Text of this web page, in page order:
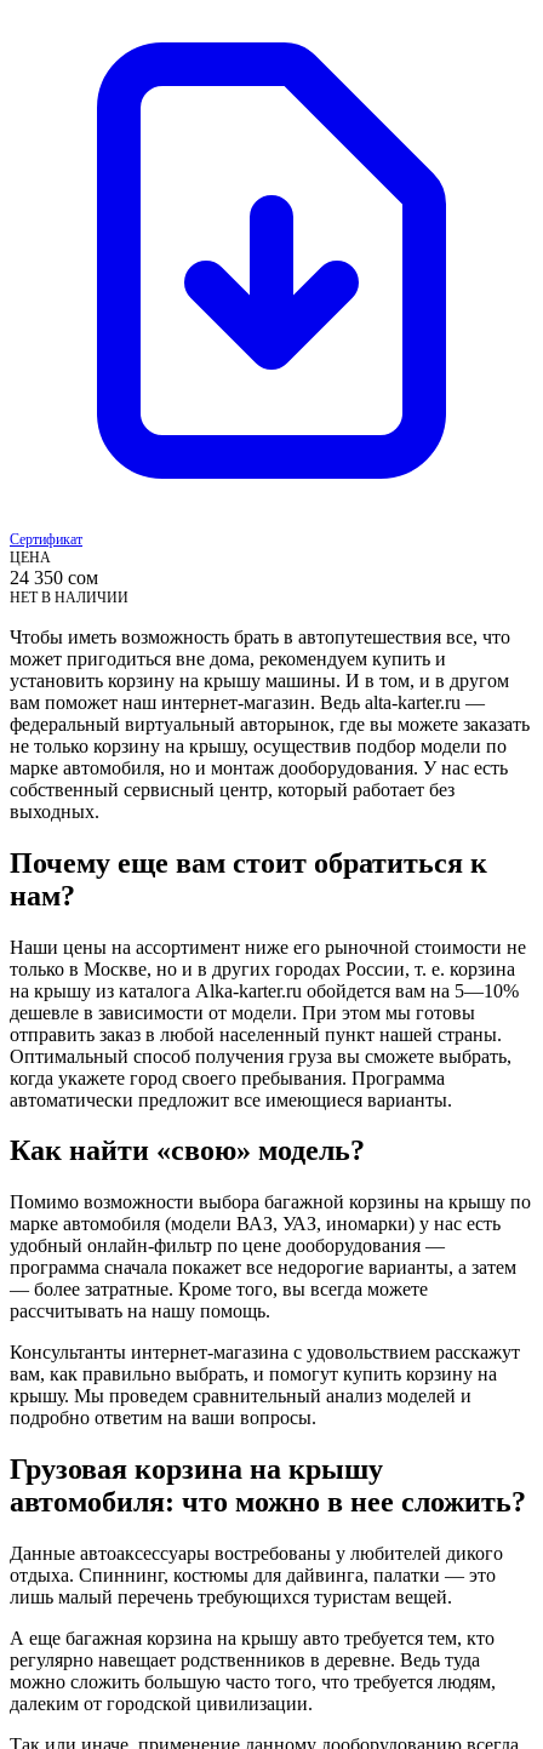
Сертификат
ЦЕНА
24 350 сом
НЕТ В НАЛИЧИИ
Чтобы иметь возможность брать в автопутешествия все, что
может пригодиться вне дома, рекомендуем купить и
установить корзину на крышу машины. И в том, и в другом
вам поможет наш интернет-магазин. Ведь alta-karter.ru —
федеральный виртуальный авторынок, где вы можете заказать
не только корзину на крышу, осуществив подбор модели по
марке автомобиля, но и монтаж дооборудования. У нас есть
собственный сервисный центр, который работает без
выходных.
Почему еще вам стоит обратиться к
нам?
Наши цены на ассортимент ниже его рыночной стоимости не
только в Москве, но и в других городах России, т. е. корзина
на крышу из каталога Alka-karter.ru обойдется вам на 5—10%
дешевле в зависимости от модели. При этом мы готовы
отправить заказ в любой населенный пункт нашей страны.
Оптимальный способ получения груза вы сможете выбрать,
когда укажете город своего пребывания. Программа
автоматически предложит все имеющиеся варианты.
Как найти «свою» модель?
Помимо возможности выбора багажной корзины на крышу по
марке автомобиля (модели ВАЗ, УАЗ, иномарки) у нас есть
удобный онлайн-фильтр по цене дооборудования —
программа сначала покажет все недорогие варианты, а затем
— более затратные. Кроме того, вы всегда можете
рассчитывать на нашу помощь.
Консультанты интернет-магазина с удовольствием расскажут
вам, как правильно выбрать, и помогут купить корзину на
крышу. Мы проведем сравнительный анализ моделей и
подробно ответим на ваши вопросы.
Грузовая корзина на крышу
автомобиля: что можно в нее сложить?
Данные автоаксессуары востребованы у любителей дикого
отдыха. Спиннинг, костюмы для дайвинга, палатки — это
лишь малый перечень требующихся туристам вещей.
А еще багажная корзина на крышу авто требуется тем, кто
регулярно навещает родственников в деревне. Ведь туда
можно сложить большую часто того, что требуется людям,
далеким от городской цивилизации.